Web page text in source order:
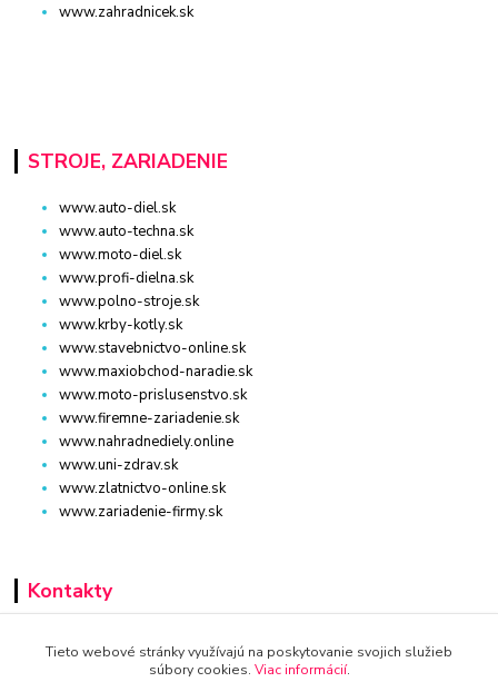
www.zahradnicek.sk
STROJE, ZARIADENIE
www.auto-diel.sk
www.auto-techna.sk
www.moto-diel.sk
www.profi-dielna.sk
www.polno-stroje.sk
www.krby-kotly.sk
www.stavebnictvo-online.sk
www.maxiobchod-naradie.sk
www.moto-prislusenstvo.sk
www.firemne-zariadenie.sk
www.nahradnediely.online
www.uni-zdrav.sk
www.zlatnictvo-online.sk
www.zariadenie-firmy.sk
Kontakty
+421 940 949 000
Tieto webové stránky využívajú na poskytovanie svojich služieb
súbory cookies. Viac informácií.